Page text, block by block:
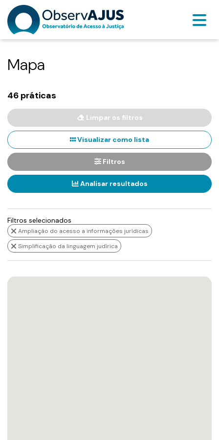
Mapa
46 práticas
Limpar os filtros
Visualizar como lista
Filtros
Analisar resultados
Filtros selecionados
Ampliação do acesso a informações jurídicas
Simplificação da linguagem judírica